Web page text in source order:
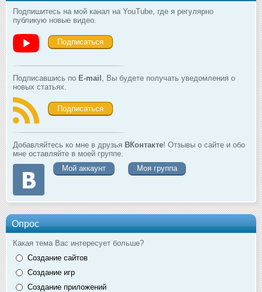
Подпишитесь на мой канал на YouTube, где я регулярно
публикую новые видео.
Подписаться
Подписавшись по E-mail
, Вы будете получать уведомления о
новых статьях.
Подписаться
Добавляйтесь ко мне в друзья ВКонтакте! Отзывы о сайте и обо
мне оставляйте в моей группе.
Мой аккаунт
Моя группа
Опрос
Какая тема Вас интересует больше?
Создание сайтов
Создание игр
Создание приложений